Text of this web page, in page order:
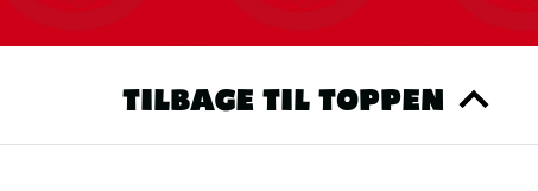
TILBAGE TIL TOPPEN